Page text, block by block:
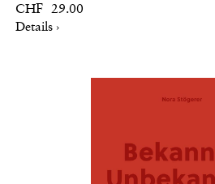
CHF 29.00
Details ›